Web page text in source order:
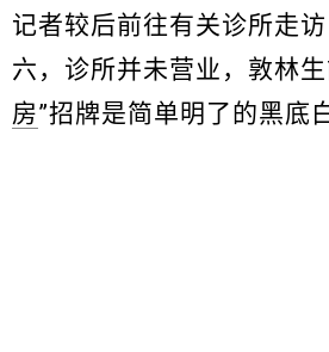
记者较后前往有关诊所走
六，诊所并未营业，敦林
房”招牌是简单明了的黑底